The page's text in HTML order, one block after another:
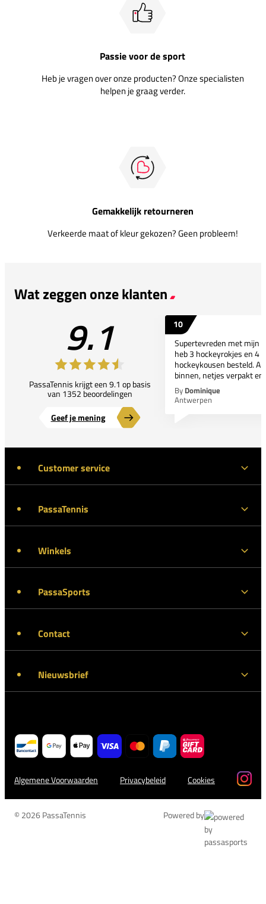
Passie voor de sport
Heb je vragen over onze producten? Onze specialisten
helpen je graag verder.
Gemakkelijk retourneren
Verkeerde maat of kleur gekozen? Geen probleem!
Wat zeggen onze klanten
9.1
PassaTennis krijgt een 9.1 op basis
van 1352 beoordelingen
Geef je mening
10
Supertevreden met mijn
heb 3 hockeyrokjes en 4
hockeykousen besteld.
binnen, netjes verpakt
By Dominique
Antwerpen
Customer service
PassaTennis
Winkels
PassaSports
Contact
Nieuwsbrief
Algemene Voorwaarden Privacybeleid Cookies
© 2026 PassaTennis Powered by